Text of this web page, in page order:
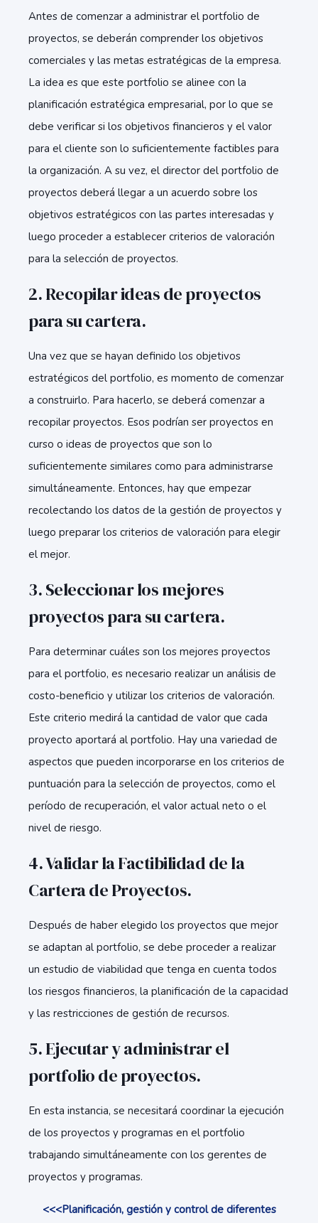
Antes de comenzar a administrar el portfolio de
proyectos, se deberán comprender los objetivos
comerciales y las metas estratégicas de la empresa.
La idea es que este portfolio se alinee con la
planificación estratégica empresarial, por lo que se
debe verificar si los objetivos financieros y el valor
para el cliente son lo suficientemente factibles para
la organización. A su vez, el director del portfolio de
proyectos deberá llegar a un acuerdo sobre los
objetivos estratégicos con las partes interesadas y
luego proceder a establecer criterios de valoración
para la selección de proyectos.
2. Recopilar ideas de proyectos
para su cartera.
Una vez que se hayan definido los objetivos
estratégicos del portfolio, es momento de comenzar
a construirlo. Para hacerlo, se deberá comenzar a
recopilar proyectos. Esos podrían ser proyectos en
curso o ideas de proyectos que son lo
suficientemente similares como para administrarse
simultáneamente. Entonces, hay que empezar
recolectando los datos de la gestión de proyectos y
luego preparar los criterios de valoración para elegir
el mejor.
3. Seleccionar los mejores
proyectos para su cartera.
Para determinar cuáles son los mejores proyectos
para el portfolio, es necesario realizar un análisis de
costo-beneficio y utilizar los criterios de valoración.
Este criterio medirá la cantidad de valor que cada
proyecto aportará al portfolio. Hay una variedad de
aspectos que pueden incorporarse en los criterios de
puntuación para la selección de proyectos, como el
período de recuperación, el valor actual neto o el
nivel de riesgo.
4. Validar la Factibilidad de la
Cartera de Proyectos.
Después de haber elegido los proyectos que mejor
se adaptan al portfolio, se debe proceder a realizar
un estudio de viabilidad que tenga en cuenta todos
los riesgos financieros, la planificación de la capacidad
y las restricciones de gestión de recursos.
5. Ejecutar y administrar el
portfolio de proyectos.
En esta instancia, se necesitará coordinar la ejecución
de los proyectos y programas en el portfolio
trabajando simultáneamente con los gerentes de
proyectos y programas.
<<<Planificación, gestión y control de diferentes